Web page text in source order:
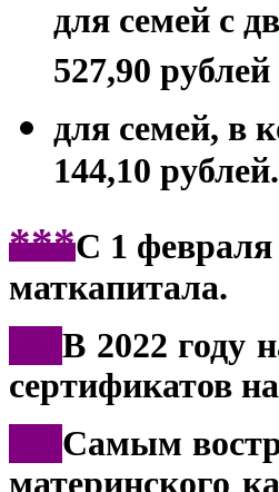
для семей с
527,90 рублей
для семей, в
144,10 рублей.
***С 1 февраля
маткапитала.
В 2022 году
сертификатов
Самым
материнского